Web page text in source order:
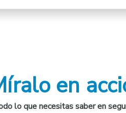
valientes, y estamos aquí
Bar.
en
lo que necesitas saber en